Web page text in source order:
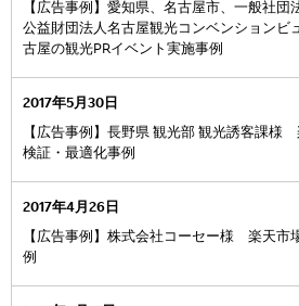
【広告事例】愛知県、名古屋市、一般社団
公益財団法人名古屋観光コンベンション
古屋の観光PRイベント実施事例
2017年5月30日
【広告事例】長野県 観光部 観光誘客課様
検証・最適化事例
2017年4月26日
【広告事例】株式会社コーセー様 楽天市
例